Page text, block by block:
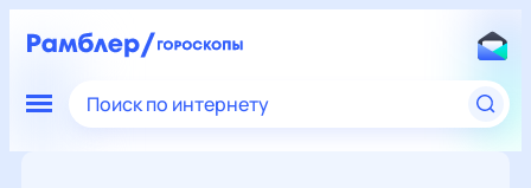
Поиск по интернету